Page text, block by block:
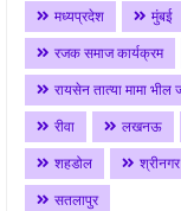
मध्यप्रदेश
मुंबई
रजक समाज कार्यक्रम
रायसेन तात्या मामा
रीवा
लखनऊ
शहडोल
श्रीनगर
सतलापुर